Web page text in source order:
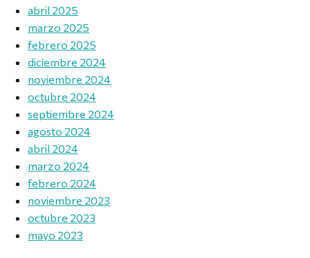
abril 2025
marzo 2025
febrero 2025
diciembre 2024
noviembre 2024
octubre 2024
septiembre 2024
agosto 2024
abril 2024
marzo 2024
febrero 2024
noviembre 2023
octubre 2023
mayo 2023